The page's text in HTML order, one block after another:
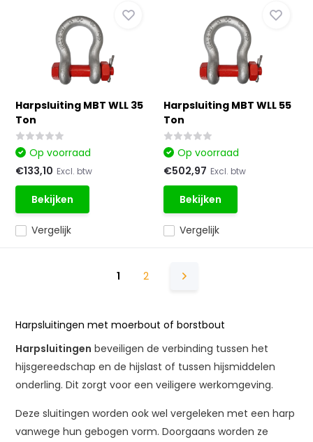
Harpsluiting MBT WLL 35
Ton
Vergelijk
Op voorraad
€133,10 Excl. btw
Bekijken
Harpsluiting MBT WLL 55
Ton
Vergelijk
Op voorraad
€502,97 Excl. btw
Bekijken
1 2
Harpsluitingen met moerbout of borstbout
Harpsluitingen beveiligen de verbinding tussen het
hijsgereedschap en de hijslast of tussen hijsmiddelen
onderling. Dit zorgt voor een veiligere werkomgeving.
Deze sluitingen worden ook wel vergeleken met een harp
vanwege hun gebogen vorm. Doorgaans worden ze